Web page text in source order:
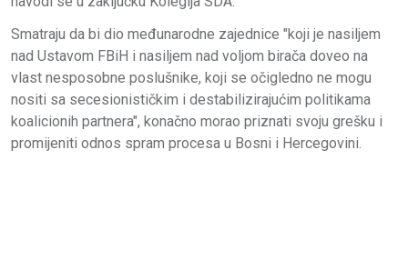
Smatraju da bi dio međunarodne zajednice "koji je nasiljem
nad Ustavom FBiH i nasiljem nad voljom birača doveo na
vlast nesposobne poslušnike, koji se očigledno ne mogu
nositi sa secesionističkim i destabilizirajućim politikama
koalicionih partnera", konačno morao priznati svoju grešku i
promijeniti odnos spram procesa u Bosni i Hercegovini.